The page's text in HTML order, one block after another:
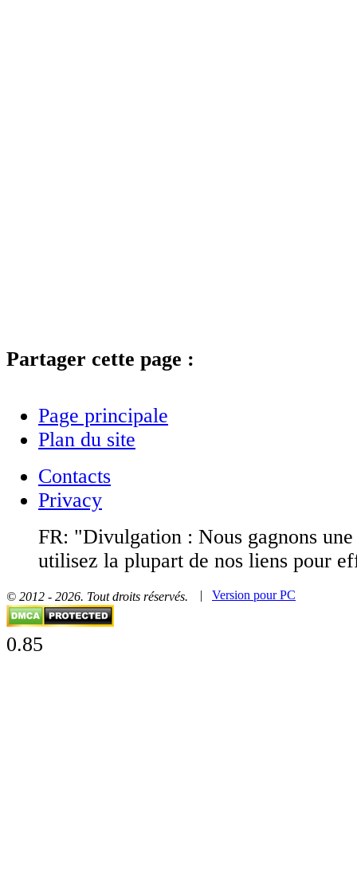
Partager cette page :
Page principale
Plan du site
Contacts
Privacy
FR: "Divulgation : Nous gagnons
utilisez la plupart de nos liens pour
© 2012 - 2026. Tout droits réservés. | Version pour PC
0.85